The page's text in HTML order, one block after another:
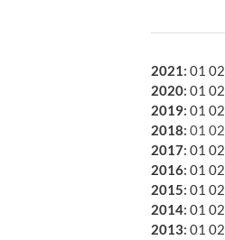
2021: 01 02
2020: 01 02
2019: 01 02
2018: 01 02
2017: 01 02
2016: 01 02
2015: 01 02
2014: 01 02
2013: 01 02